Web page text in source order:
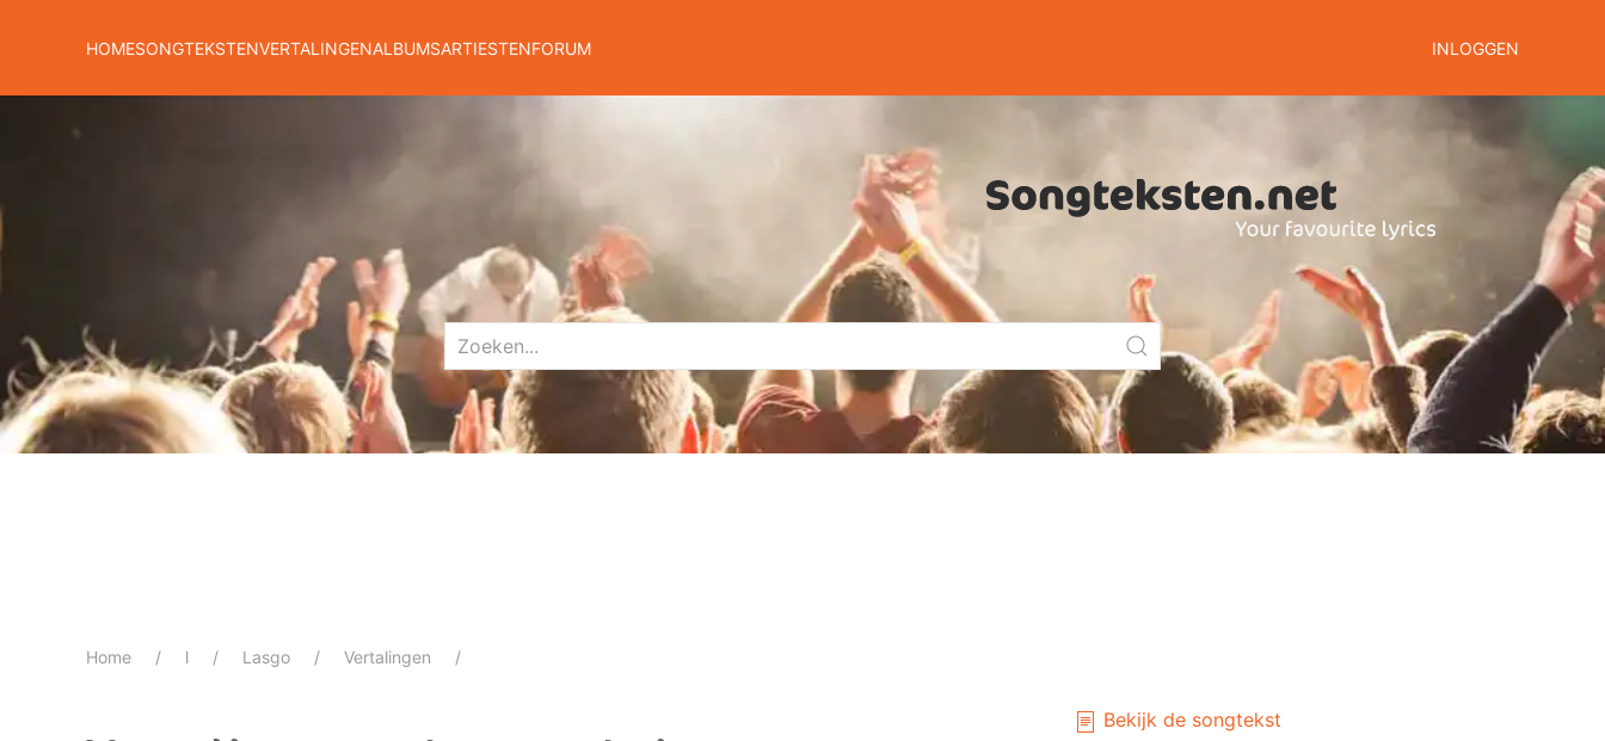
HOMESONGTEKSTENVERTALINGENALBUMSARTIESTENFORUM INLOGGEN
Home l Lasgo Vertalingen
Bekijk de songtekst